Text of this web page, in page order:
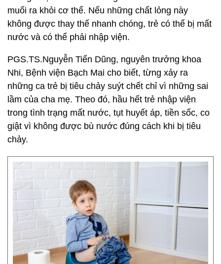
muối ra khỏi cơ thể. Nếu những chất lỏng này
không được thay thế nhanh chóng, trẻ có thể bị mất
nước và có thể phải nhập viện.
PGS.TS.Nguyễn Tiến Dũng, nguyên trưởng khoa
Nhi, Bệnh viện Bạch Mai cho biết, từng xảy ra
những ca trẻ bị tiêu chảy suýt chết chỉ vì những sai
lầm của cha mẹ. Theo đó, hầu hết trẻ nhập viện
trong tình trạng mất nước, tụt huyết áp, tiền sốc, co
giật vì không được bù nước đúng cách khi bị tiêu
chảy.